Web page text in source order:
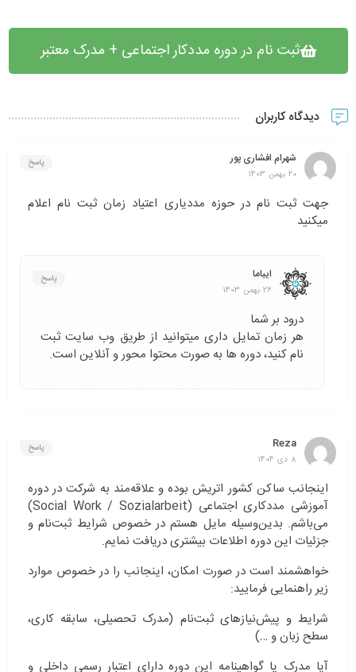
ثبت نام در دوره مددکار اجتماعی + مدرک معتبر
دیدگاه کاربران
شهرام افشاری پور
20 بهمن 1403
پاسخ
جهت ثبت نام در حوزه مددیاری اعتیاد زمان ثبت نام اعلام
میکنید
ایباما
26 بهمن 1403
پاسخ
درود بر شما
هر زمان تمایل داری میتوانید از طریق وب سایت ثبت
نام کنید، دوره ها به صورت محتوا محور و آنلاین است.
Reza
8 دی 1404
پاسخ
اینجانب ساکن کشور اتریش بوده و علاقه‌مند به شرکت در دوره
آموزشی مددکاری اجتماعی (Social Work / Sozialarbeit)
می‌باشم. بدین‌وسیله مایل هستم در خصوص شرایط ثبت‌نام و
جزئیات این دوره اطلاعات بیشتری دریافت نمایم.
خواهشمند است در صورت امکان، اینجانب را در خصوص موارد
زیر راهنمایی فرمایید:
شرایط و پیش‌نیازهای ثبت‌نام (مدرک تحصیلی، سابقه کاری،
سطح زبان و …)
آیا مدرک یا گواهینامه این دوره دارای اعتبار رسمی داخلی و